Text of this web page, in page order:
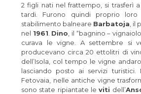
2 figli nati nel frattempo, si trasferì
tardi. Furono quindi proprio
stabilimento balneare Barbatoja , il
nel 1961 Dino , il “bagnino –
curava le vigne. A settembre si
producevano circa 20 ettolitri di
dell’Isola, col tempo le vigne
lasciando posto ai servizi
Fetovaia, nelle antiche vigne
sono state ripiantate le viti dell’